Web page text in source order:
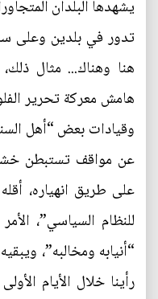
يشهدها البلدان
تدور في بلدين وعلى
هنا وهناك... مثال
هامش معركة تحرير
وقيادات بعض “أهل
عن مواقف تستبطن
على طريق انهياره،
للنظام السياسي”،
“أنيابه ومخالبه”،
رأينا خلال الأيام